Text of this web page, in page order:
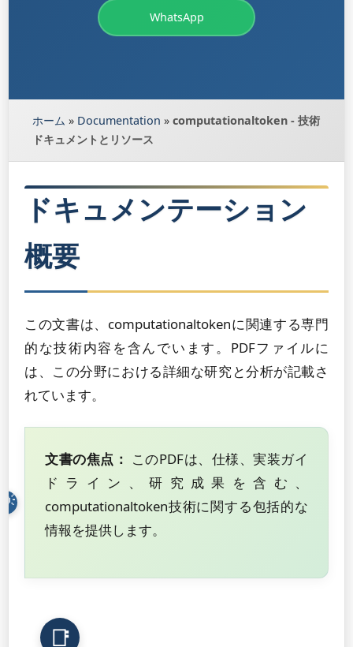
WhatsApp
ホーム » Documentation » computationaltoken - 技術
ドキュメントとリソース
ドキュメンテーション
概要
この文書は、computationaltokenに関連する専門
的な技術内容を含んでいます。PDFファイルに
は、この分野における詳細な研究と分析が記載さ
れています。
文書の焦点： このPDFは、仕様、実装ガイ
ドライン、研究成果を含む、
computationaltoken技術に関する包括的な
情報を提供します。